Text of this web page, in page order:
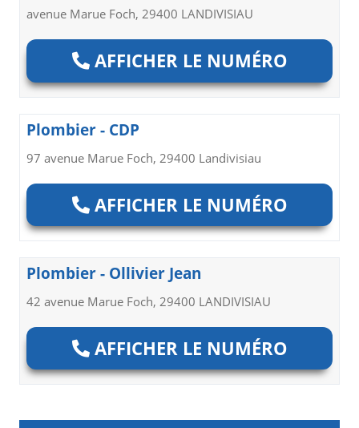
avenue Marue Foch, 29400 LANDIVISIAU
AFFICHER LE NUMÉRO
Plombier - CDP
97 avenue Marue Foch, 29400 Landivisiau
AFFICHER LE NUMÉRO
Plombier - Ollivier Jean
42 avenue Marue Foch, 29400 LANDIVISIAU
AFFICHER LE NUMÉRO